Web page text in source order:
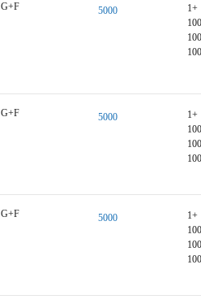
G+F 5000
1+
G+F 5000
1+
G+F 5000
1+